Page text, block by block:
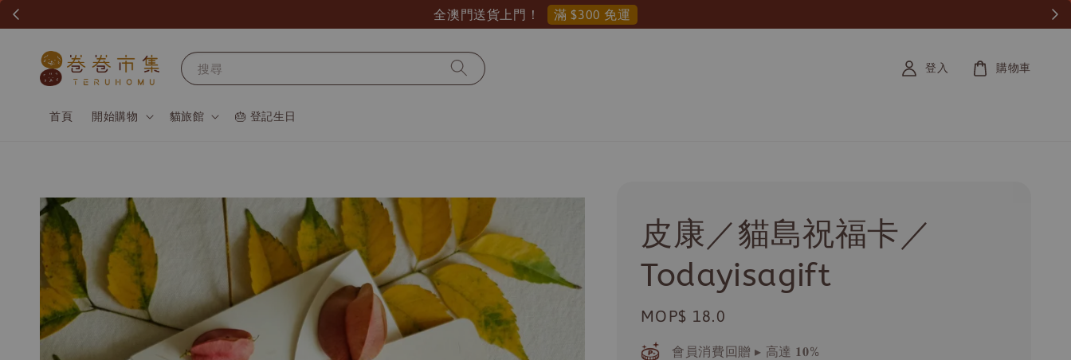
全澳門送貨上門！ 滿 $300 免運
搜尋
首頁 開始購物 貓旅館 🎂 登記生日
登入 購物車
皮康／貓島祝福卡／
Todayisagift
Regular
price
MOP$ 18.0
會員消費回贈 ▸ 高達 𝟏𝟎%